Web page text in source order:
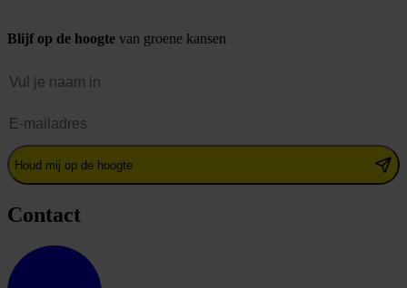
Blijf op de hoogte van groene kansen
Houd mij op de hoogte
Contact